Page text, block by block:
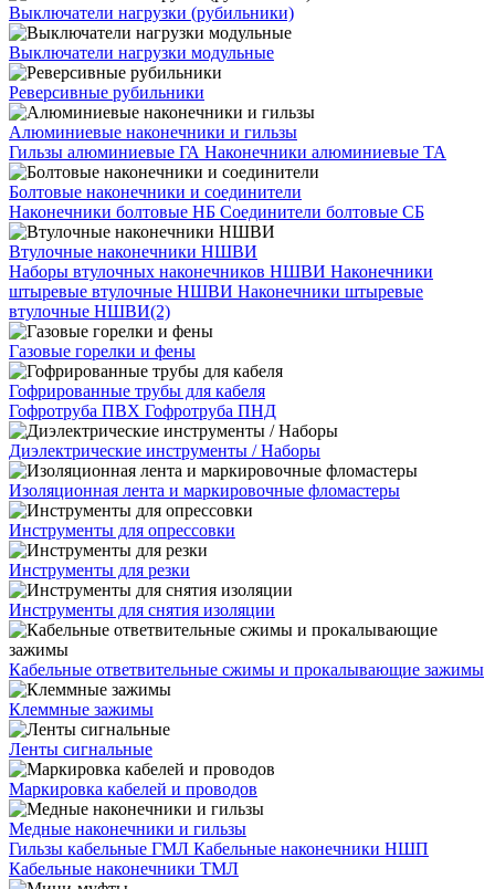
Выключатели нагрузки (рубильники)
Выключатели нагрузки модульные
Реверсивные рубильники
Алюминиевые наконечники и гильзы
Гильзы алюминиевые ГА Наконечники алюминиевые ТА
Болтовые наконечники и соединители
Наконечники болтовые НБ Соединители болтовые СБ
Втулочные наконечники НШВИ
Наборы втулочных наконечников НШВИ Наконечники
штыревые втулочные НШВИ Наконечники штыревые
втулочные НШВИ(2)
Газовые горелки и фены
Гофрированные трубы для кабеля
Гофротруба ПВХ Гофротруба ПНД
Диэлектрические инструменты / Наборы
Изоляционная лента и маркировочные фломастеры
Инструменты для опрессовки
Инструменты для резки
Инструменты для снятия изоляции
Кабельные ответвительные сжимы и прокалывающие зажимы
Клеммные зажимы
Ленты сигнальные
Маркировка кабелей и проводов
Медные наконечники и гильзы
Гильзы кабельные ГМЛ Кабельные наконечники НШП
Кабельные наконечники ТМЛ